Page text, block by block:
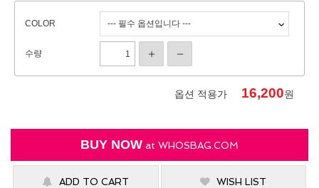
COLOR
수량
옵션 적용가 16,200원
BUY NOW at WHOSBAG.COM
ADD TO CART WISH LIST